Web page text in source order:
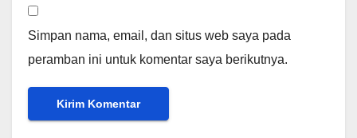
Simpan nama, email, dan situs web saya pada
peramban ini untuk komentar saya berikutnya.